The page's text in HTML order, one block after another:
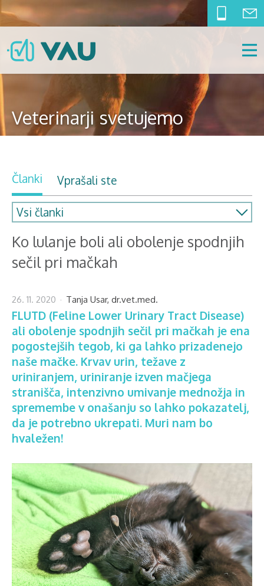
Veterinarji svetujemo
Članki Vprašali ste
Ko lulanje boli ali obolenje spodnjih
sečil pri mačkah
26. 11. 2020 Tanja Usar, dr.vet.med.
FLUTD (Feline Lower Urinary Tract Disease)
ali obolenje spodnjih sečil pri mačkah je ena
pogostejših tegob, ki ga lahko prizadenejo
naše mačke. Krvav urin, težave z
uriniranjem, uriniranje izven mačjega
stranišča, intenzivno umivanje mednožja in
spremembe v onašanju so lahko pokazatelj,
da je potrebno ukrepati. Muri nam bo
hvaležen!